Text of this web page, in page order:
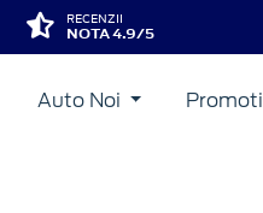
RECENZII
NOTA 4.9/5
Auto Noi